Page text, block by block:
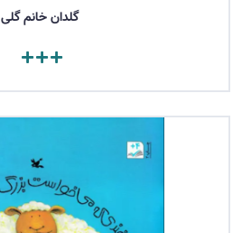
گلدان خانم گلی
مشاهده کتاب